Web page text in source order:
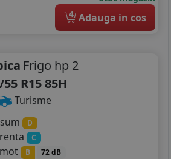
4 Adauga in cos
Frigo hp 2
R15 85H
Turisme
D
C
B 72 dB